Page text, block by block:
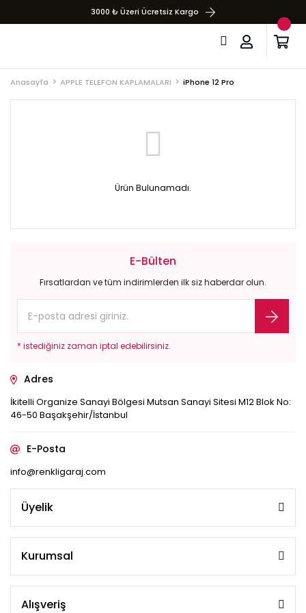
3000 ₺ Üzeri Ücretsiz Kargo
Anasayfa APPLE TELEFON KAPLAMALARI iPhone 12 Pro
Ürün Bulunamadı.
E-Bülten
Fırsatlardan ve tüm indirimlerden ilk siz haberdar olun.
* istediğiniz zaman iptal edebilirsiniz.
Adres
İkitelli Organize Sanayi Bölgesi Mutsan Sanayi Sitesi M12 Blok No:
46-50 Başakşehir/İstanbul
E-Posta
info@renkligaraj.com
Üyelik
Kurumsal
Alışveriş